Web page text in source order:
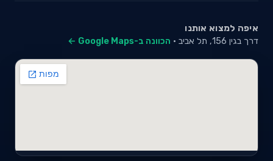
איפה למצוא אותנו
דרך בגין 156, תל אביב · הכוונה ב-Google Maps ←